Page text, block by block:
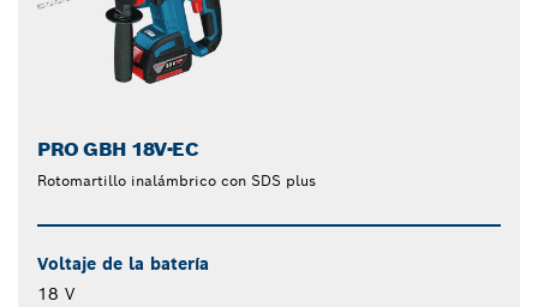
PRO GBH 18V-EC
Rotomartillo inalámbrico con SDS plus
Voltaje de la batería
18 V